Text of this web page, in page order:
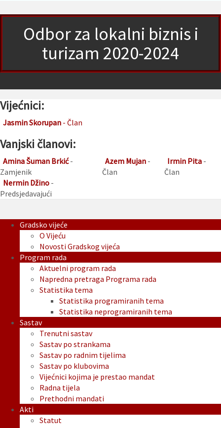
Odbor za lokalni biznis i
turizam 2020-2024
Vijećnici:
Jasmin Skorupan - Član
Vanjski članovi:
Amina Šuman Brkić-
Zamjenik
Azem Mujan -
Član
Irmin Pita -
Član
Nermin Džino -
Predsjedavajući
Gradsko vijeće
O Vijeću
Novosti Gradskog vijeća
Program rada
Aktuelni program rada
Napredna pretraga Programa rada
Statistika tema
Statistika programiranih tema
Statistika neprogramiranih tema
Sastav
Trenutni sastav
Sastav po strankama
Sastav po radnim tijelima
Sastav po klubovima
Vijećnici kojima je prestao mandat
Radna tijela
Prethodni mandati
Akti
Statut